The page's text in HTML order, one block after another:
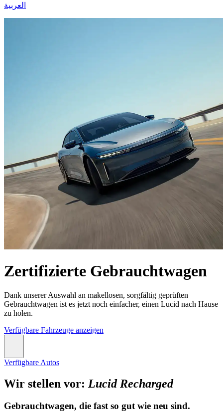
العربية
Zertifizierte Gebrauchtwagen
Dank unserer Auswahl an makellosen, sorgfältig geprüften
Gebrauchtwagen ist es jetzt noch einfacher, einen Lucid nach Hause
zu holen.
Verfügbare Fahrzeuge anzeigen
Verfügbare Autos
Wir stellen vor: Lucid Recharged
Gebrauchtwagen, die fast so gut wie neu sind.